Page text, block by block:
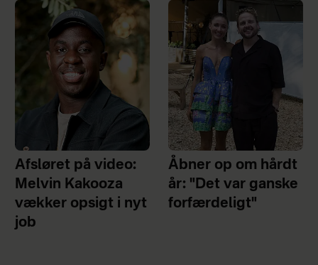
Afsløret på video:
Melvin Kakooza
vækker opsigt i nyt
job
Åbner op om hårdt
år: "Det var ganske
forfærdeligt"